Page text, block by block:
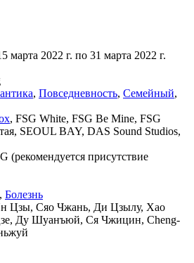
марта 2022 г. по 31 марта 2022 г.
, Повседневность, Семейный,
, FSG White, FSG Be Mine, FSG
SEOUL BAY, DAS Sound Studios,
(рекомендуется присутствие
, Болезнь
Цзы, Сяо Чжань, Ди Цзылу, Хао
Ду Шуанъюй, Ся Чжицин, Cheng-